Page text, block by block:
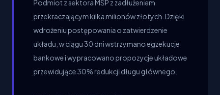
Podmiot z sektora MŚP z zadłużeniem
przekraczającym kilka milionów złotych. Dzięki
wdrożeniu postępowania o zatwierdzenie
układu, w ciągu 30 dni wstrzymano egzekucje
bankowe i wypracowano propozycje układowe
przewidujące 30% redukcji długu głównego.